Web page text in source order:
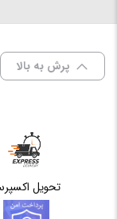
پرش به بالا
تحویل